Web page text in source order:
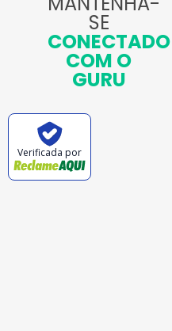
SE
CONECTADO
COM O
GURU
Verificada por